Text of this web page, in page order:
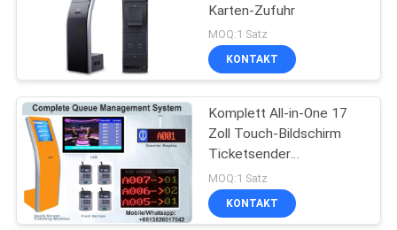
Karten-Zufuhr
MOQ:1 Satz
KONTAKT
Komplett All-in-One 17
Zoll Touch-Bildschirm
Ticketsender
Krankenhaus Schlange
System
MOQ:1 Satz
KONTAKT